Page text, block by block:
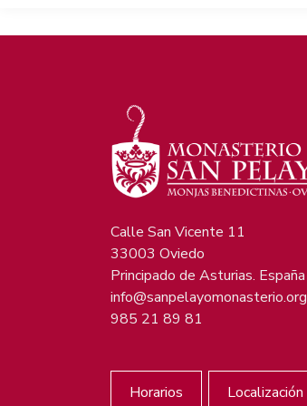
Calle San Vicente 11
33003 Oviedo
Principado de Asturias. España
info@sanpelayomonasterio.org
985 21 89 81
Horarios Localización